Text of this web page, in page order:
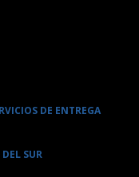
DE ENTREGA
SUR